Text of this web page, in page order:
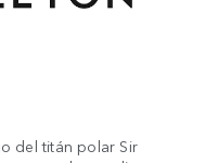
del titán polar Sir